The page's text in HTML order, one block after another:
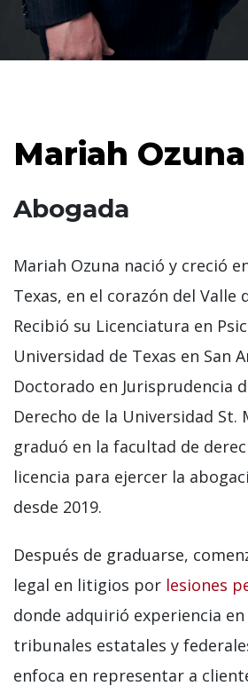
Mariah Ozuna
Abogada
Mariah Ozuna nació y creció
Texas, en el corazón del Valle
Recibió su Licenciatura en
Universidad de Texas en San
Doctorado en Jurisprudencia
Derecho de la Universidad St.
graduó en la facultad de
licencia para ejercer la
desde 2019.
Después de graduarse,
legal en litigios por lesiones
donde adquirió experiencia
tribunales estatales y
enfoca en representar a